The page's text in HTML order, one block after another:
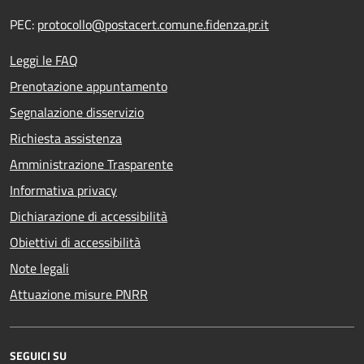
PEC: protocollo@postacert.comune.fidenza.pr.it
Leggi le FAQ
Prenotazione appuntamento
Segnalazione disservizio
Richiesta assistenza
Amministrazione Trasparente
Informativa privacy
Dichiarazione di accessibilità
Obiettivi di accessibilità
Note legali
Attuazione misure PNRR
SEGUICI SU